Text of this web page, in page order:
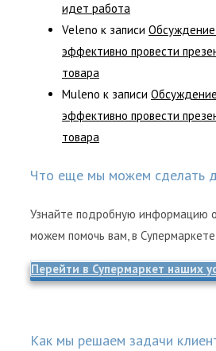
идет работа
Veleno к записи
эффективно провести
товара
Muleno к записи
эффективно провести
товара
Что еще мы можем сделать
Узнайте подробную информацию
можем помочь вам, в
Перейти в Супермаркет наших
Как мы решаем задачи